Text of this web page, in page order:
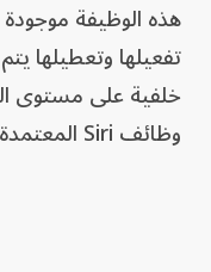
هذه الوظيفة موجودة
تفعيلها وتعطيلها
خلفية على مستوى
وظائف Siri المعتمدة على الذكاء الاصطناعي.